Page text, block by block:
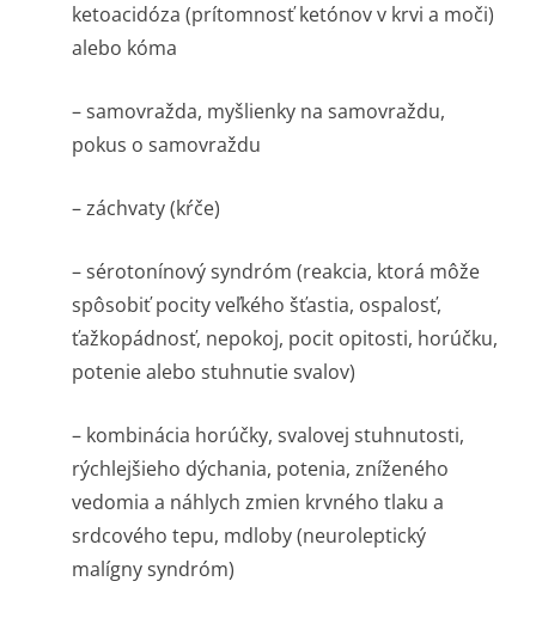
ketoacidóza (prítomnosť ketónov v krvi a moči)
alebo kóma
– samovražda, myšlienky na samovraždu,
pokus o samovraždu
– záchvaty (kŕče)
– sérotonínový syndróm (reakcia, ktorá môže
spôsobiť pocity veľkého šťastia, ospalosť,
ťažkopádnosť, nepokoj, pocit opitosti, horúčku,
potenie alebo stuhnutie svalov)
– kombinácia horúčky, svalovej stuhnutosti,
rýchlejšieho dýchania, potenia, zníženého
vedomia a náhlych zmien krvného tlaku a
srdcového tepu, mdloby (neuroleptický
malígny syndróm)